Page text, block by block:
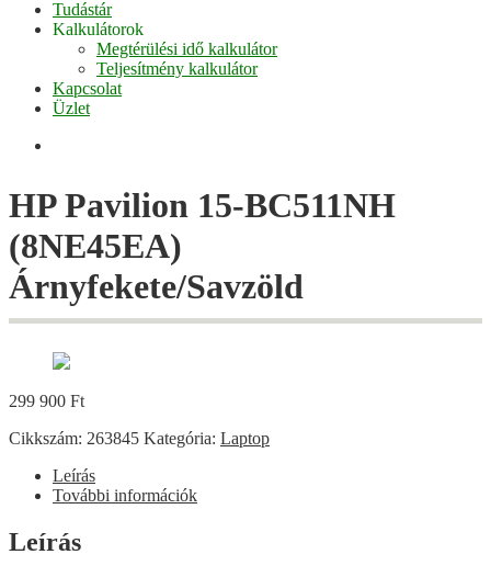
Tudástár
Kalkulátorok
Megtérülési idő kalkulátor
Teljesítmény kalkulátor
Kapcsolat
Üzlet
HP Pavilion 15-BC511NH
(8NE45EA)
Árnyfekete/Savzöld
299 900 Ft
Cikkszám: 263845 Kategória: Laptop
Leírás
További információk
Leírás